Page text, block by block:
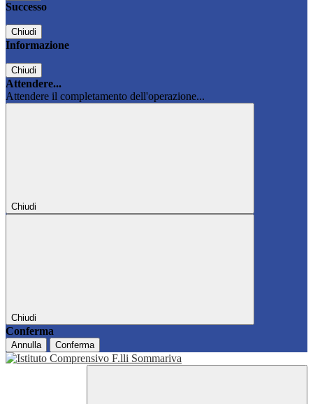
Successo
Chiudi
Informazione
Chiudi
Attendere...
Attendere il completamento dell'operazione...
Chiudi
Chiudi
Conferma
Annulla Conferma